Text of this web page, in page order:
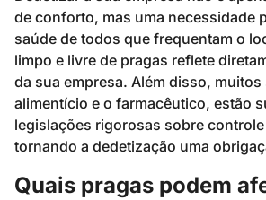
de conforto, mas uma necessidade
saúde de todos que frequentam o
limpo e livre de pragas reflete
da sua empresa. Além disso,
alimentício e o farmacêutico, estão
legislações rigorosas sobre
tornando a dedetização uma
Quais pragas podem